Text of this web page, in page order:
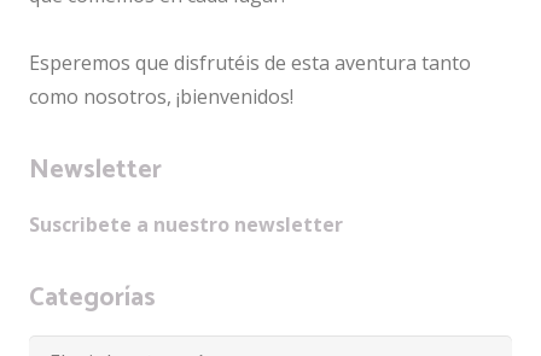
Esperemos que disfrutéis de esta aventura tanto
como nosotros, ¡bienvenidos!
Newsletter
Suscribete a nuestro newsletter
Categorías